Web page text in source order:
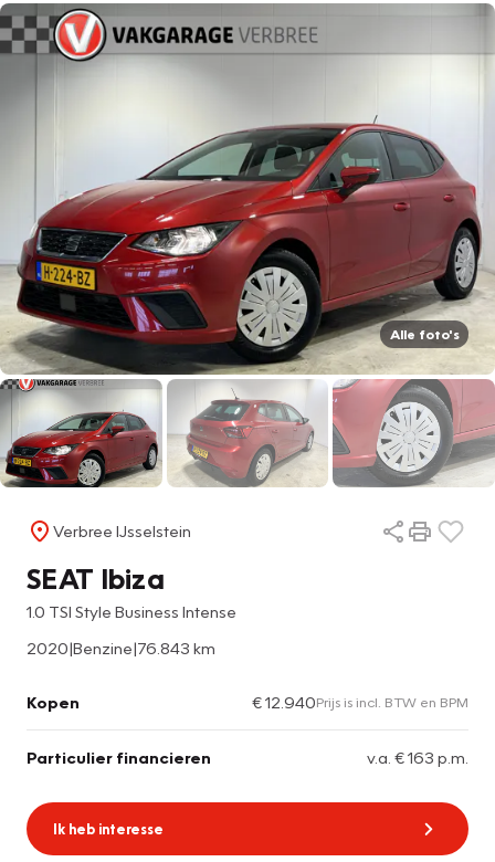
Alle foto's
Verbree IJsselstein
SEAT Ibiza
1.0 TSI Style Business Intense
2020|Benzine|76.843 km
Kopen € 12.940Prijs is incl. BTW en BPM
Particulier financieren v.a. € 163 p.m.
Ik heb interesse